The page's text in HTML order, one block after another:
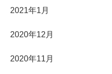
2021年1月
2020年12月
2020年11月